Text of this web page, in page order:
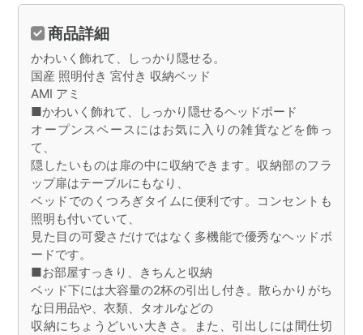
商品詳細
かわいく飾れて、しっかり隠せる。
国産 照明付き 宮付き 収納ベッド
AMI アミ
■かわいく飾れて、しっかり隠せるヘッドボード
オープンスペースにはお気に入りの雑貨などを飾っ
て、
隠したいものは扉の中に収納できます。収納部のフラ
ップ扉はテーブルにもなり、
ベッドでのくつろぎタイムに便利です。コンセントも
照明も付いていて、
見た目の可愛さだけではなく多機能で優秀なヘッドボ
ードです。
■お部屋すっきり、きちんと収納
ベッド下には大容量の2杯の引出し付き。散らかりがち
な日用品や、衣類、タオルなどの
収納にちょうどいい大きさ。また、引出しには間仕切